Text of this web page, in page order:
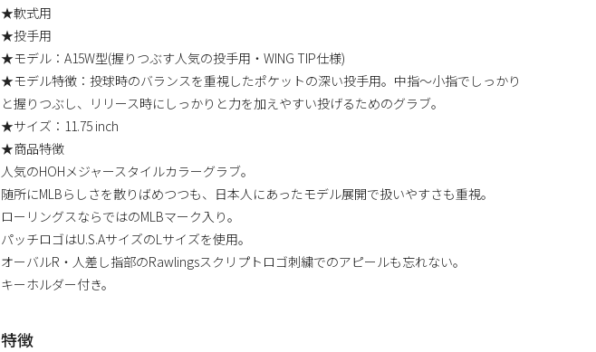
★軟式用
★投手用
★モデル：A15W型(握りつぶす人気の投手用・WING TIP仕様)
★モデル特徴：投球時のバランスを重視したポケットの深い投手用。中指～小指でしっかり
と握りつぶし、リリース時にしっかりと力を加えやすい投げるためのグラブ。
★サイズ：11.75 inch
★商品特徴
人気のHOHメジャースタイルカラーグラブ。
随所にMLBらしさを散りばめつつも、日本人にあったモデル展開で扱いやすさも重視。
ローリングスならではのMLBマーク入り。
パッチロゴはU.S.AサイズのLサイズを使用。
オーバルR・人差し指部のRawlingsスクリプトロゴ刺繍でのアピールも忘れない。
キーホルダー付き。
特徴